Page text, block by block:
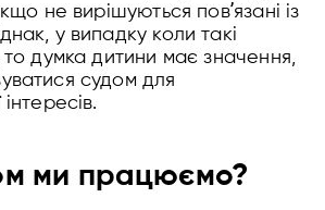
не вирішуються повʼязані із
у випадку коли такі
то думка дитини має значення,
судом для
ми працюємо?